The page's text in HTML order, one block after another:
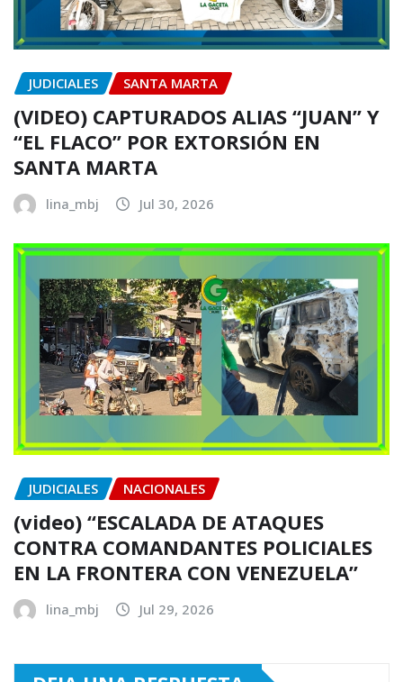
JUDICIALES SANTA MARTA
(VIDEO) CAPTURADOS ALIAS “JUAN” Y
“EL FLACO” POR EXTORSIÓN EN
SANTA MARTA
lina_mbj Jul 30, 2026
JUDICIALES NACIONALES
(video) “ESCALADA DE ATAQUES
CONTRA COMANDANTES POLICIALES
EN LA FRONTERA CON VENEZUELA”
lina_mbj Jul 29, 2026